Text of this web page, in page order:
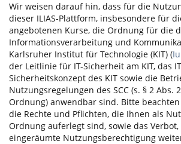
Wir weisen darauf hin, dass für die
dieser ILIAS-Plattform, insbesondere für
angebotenen Kurse, die Ordnung für die
Informationsverarbeitung und
Karlsruher Institut für Technologie (KIT) (
der Leitlinie für IT-Sicherheit am KIT, das
Sicherheitskonzept des KIT sowie die
Nutzungsregelungen des SCC (s. § 2 Abs.
Ordnung) anwendbar sind. Bitte
die Rechte und Pflichten, die Ihnen als
Ordnung auferlegt sind, sowie das
eingeräumte Nutzungsberechtigung